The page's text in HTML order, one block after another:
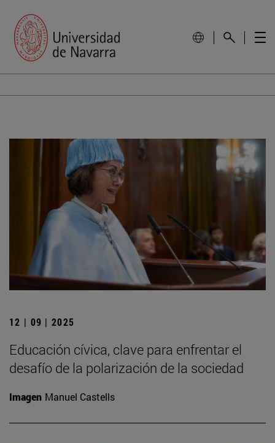
12 | 09 | 2025
Educación cívica, clave para enfrentar el
desafío de la polarización de la sociedad
Imagen Manuel Castells